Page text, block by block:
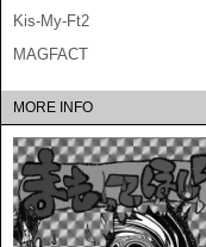
Kis-My-Ft2
MAGFACT
MORE INFO